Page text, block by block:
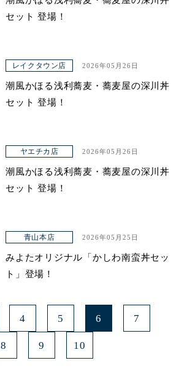
セット 登場！
レイクタウン店 2026年05月26日
潮風かほる浅利蕎麦・蕎麦屋の深川丼
セット 登場！
ヤエチカ店 2026年05月26日
潮風かほる浅利蕎麦・蕎麦屋の深川丼
セット 登場！
青山本店 2026年05月25日
みよたオリジナル「かしわ南蛮丼セッ
ト」登場！
4 5 6 7
8 9 10